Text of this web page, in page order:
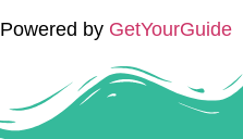
Powered by GetYourGuide